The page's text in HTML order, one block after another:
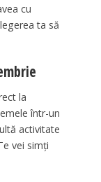
cu
ta să
la
într-un
activitate
vei simți